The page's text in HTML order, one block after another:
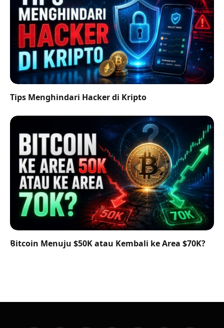
Tips Menghindari Hacker di Kripto
Bitcoin Menuju $50K atau Kembali ke Area $70K?